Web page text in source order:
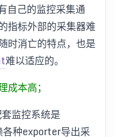
自己的监控采集通
指标外部的采集器难
时消亡的特点，也是
难以适应的。
本高；
监控系统是
各种exporter导出采